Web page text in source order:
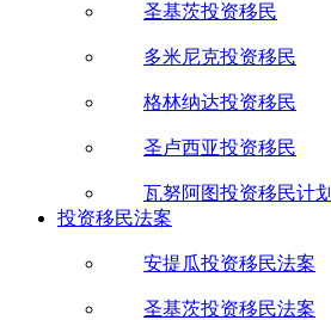
圣基茨投资移民
多米尼克投资移民
格林纳达投资移民
圣卢西亚投资移民
瓦努阿图投资移民计划
投资移民法案
安提瓜投资移民法案
圣基茨投资移民法案